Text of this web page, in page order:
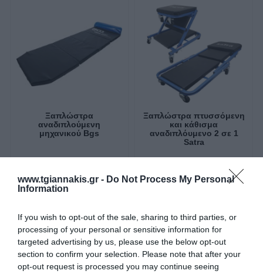
www.tgiannakis.gr - Do Not Process My Personal
Information
If you wish to opt-out of the sale, sharing to third parties, or
processing of your personal or sensitive information for
targeted advertising by us, please use the below opt-out
section to confirm your selection. Please note that after your
opt-out request is processed you may continue seeing
Ξαπλώστρα
αναδιπλούμενη
μηχανικού Bgs
Άμεσα Διαθέσιμο
53,32 €
Αγορά
Ξαπλώστρα πτυσσόμενη
και κάθισμα
αναδιπλόυμενο 2 σε 1
Satra
Άμεσα Διαθέσιμο
34,72 €
Αγορά